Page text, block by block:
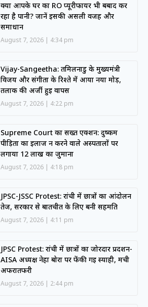
क्या आपके घर का RO प्यूरीफायर भी बर्बाद कर
रहा है पानी? जानें इसकी असली वजह और
समाधान
August 7, 2026 4:34 pm
Vijay-Sangeetha: तमिलनाडु के मुख्यमंत्री
विजय और संगीता के रिश्ते में आया नया मोड़,
तलाक की अर्जी हुई वापस
August 7, 2026 4:22 pm
Supreme Court का सख्त एक्शन: दुष्कर्म
पीड़िता का इलाज न करने वाले अस्पतालों पर
लगाया 12 लाख का जुर्माना
August 7, 2026 4:18 pm
JPSC-JSSC Protest: रांची में छात्रों का आंदोलन
तेज, सरकार से बातचीत के लिए बनी सहमति
August 7, 2026 4:11 pm
JPSC Protest: रांची में छात्रों का जोरदार प्रदर्शन-
AISA अध्यक्ष नेहा बोरा पर फेंकी गई स्याही, मची
अफरातफरी
August 7, 2026 2:44 pm